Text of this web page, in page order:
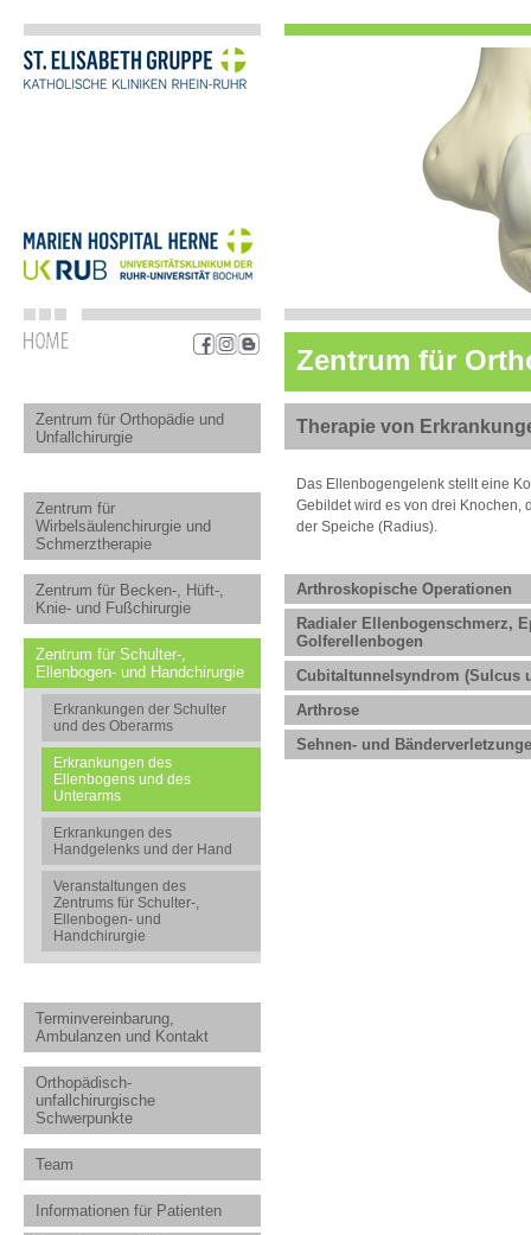
Zentrum für
Zentrum für Orthopädie und
Unfallchirurgie
Zentrum für
Wirbelsäulenchirurgie und
Schmerztherapie
Zentrum für Becken-, Hüft-,
Knie- und Fußchirurgie
Zentrum für Schulter-,
Ellenbogen- und Handchirurgie
Erkrankungen der Schulter
und des Oberarms
Erkrankungen des
Ellenbogens und des
Unterarms
Erkrankungen des
Handgelenks und der Hand
Veranstaltungen des
Zentrums für Schulter-,
Ellenbogen- und
Handchirurgie
Terminvereinbarung,
Ambulanzen und Kontakt
Orthopädisch-
unfallchirurgische
Schwerpunkte
Team
Informationen für Patienten
Therapie von
Das Ellenbogengelenk stellt eine
Gebildet wird es von drei Knochen,
der Speiche (Radius).
Arthroskopische Operationen
Radialer Ellenbogenschmerz,
Golferellenbogen
Cubitaltunnelsyndrom (Sulcus
Arthrose
Sehnen- und